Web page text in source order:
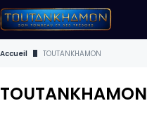
Aller au contenu principal
Accueil TOUTANKHAMON
TOUTANKHAMON